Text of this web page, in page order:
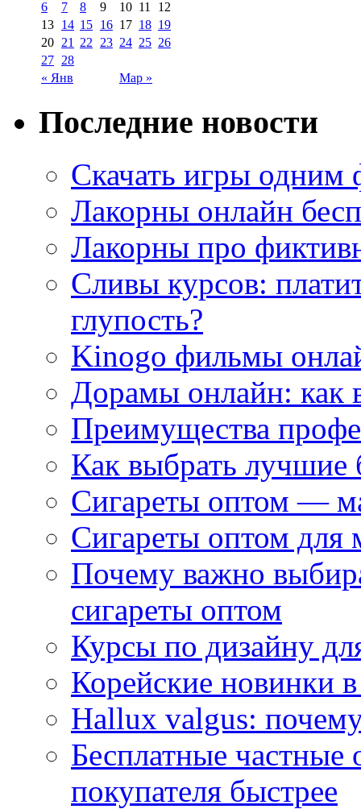
« Янв Мар »
6 7 8 9 10 11
12
13 14 15 16 17 18 19
20 21 22 23 24 25 26
27 28
Последние новости
Скачать игры одним
Лакорны онлайн
Лакорны про
Сливы курсов:
глупость?
Kinogo фильмы
Дорамы онлайн: как
Преимущества
Как выбрать
Сигареты оптом —
Сигареты оптом для
Почему важно
сигареты оптом
Курсы по дизайну
Корейские новинки
Hallux valgus: почему
Бесплатные частные
покупателя быстрее